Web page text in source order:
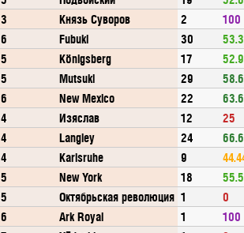
3 Князь Суворов 2
100
6 Fubuki 30
5 Königsberg 17
5 Mutsuki 29
6 New Mexico 22
4 Изяслав 12
25
4 Langley 24
4 Karlsruhe 9
5 New York 18
5 Октябрьская революция 1
0
6 Ark Royal 1
100